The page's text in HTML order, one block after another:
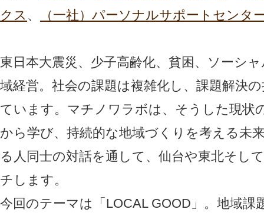
クス 、 （一社）パーソナルサポートセンタ
東日本大震災、少子高齢化、貧困、ソーシ
域経営。社会の課題は複雑化し、課題解決
ています。マチノワラボは、そうした現状
から学び、持続的な地域づくりを考える未
る人同士の対話を通して、仙台や東北そし
チします。
今回のテーマは「LOCAL GOOD」。地域課